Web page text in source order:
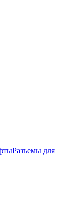
Разъемы для